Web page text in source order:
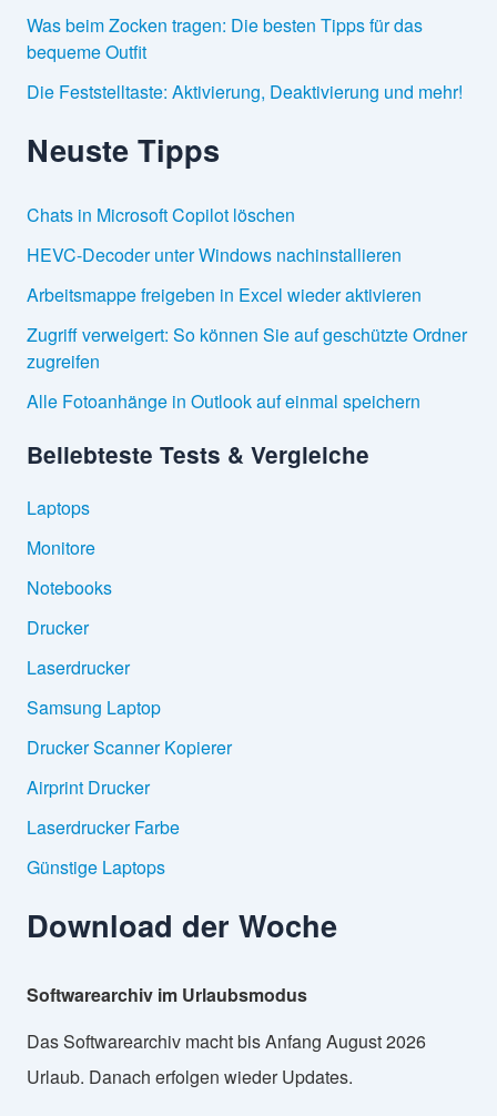
Was beim Zocken tragen: Die besten Tipps für das
bequeme Outfit
Die Feststelltaste: Aktivierung, Deaktivierung und mehr!
Neuste Tipps
Chats in Microsoft Copilot löschen
HEVC-Decoder unter Windows nachinstallieren
Arbeitsmappe freigeben in Excel wieder aktivieren
Zugriff verweigert: So können Sie auf geschützte Ordner
zugreifen
Alle Fotoanhänge in Outlook auf einmal speichern
Beliebteste Tests & Vergleiche
Laptops
Monitore
Notebooks
Drucker
Laserdrucker
Samsung Laptop
Drucker Scanner Kopierer
Airprint Drucker
Laserdrucker Farbe
Günstige Laptops
Download der Woche
Softwarearchiv im Urlaubsmodus
Das Softwarearchiv macht bis Anfang August 2026
Urlaub. Danach erfolgen wieder Updates.